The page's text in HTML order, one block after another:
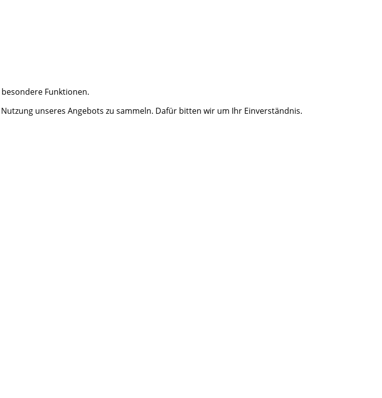
Funktionen.
unseres Angebots zu sammeln. Dafür bitten wir um Ihr Einverständnis.